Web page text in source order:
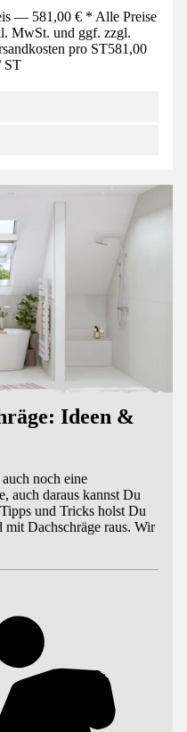
— 581,00 € * Alle Preise
MwSt. und ggf. zzgl.
pro ST581,00
ST
Ideen &
noch eine
auch daraus kannst Du
und Tricks holst Du
mit Dachschräge raus. Wir